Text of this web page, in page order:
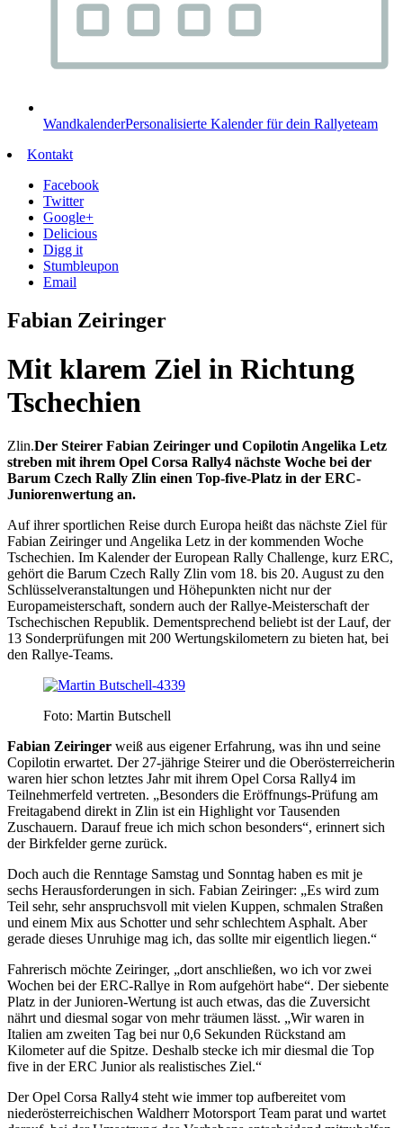
WandkalenderPersonalisierte Kalender für dein Rallyeteam
Kontakt
Facebook
Twitter
Google+
Delicious
Digg it
Stumbleupon
Email
Fabian Zeiringer
Mit klarem Ziel in Richtung
Tschechien
Zlin.Der Steirer Fabian Zeiringer und Copilotin Angelika Letz
streben mit ihrem Opel Corsa Rally4 nächste Woche bei der
Barum Czech Rally Zlin einen Top-five-Platz in der ERC-
Juniorenwertung an.
Auf ihrer sportlichen Reise durch Europa heißt das nächste Ziel für
Fabian Zeiringer und Angelika Letz in der kommenden Woche
Tschechien. Im Kalender der European Rally Challenge, kurz ERC,
gehört die Barum Czech Rally Zlin vom 18. bis 20. August zu den
Schlüsselveranstaltungen und Höhepunkten nicht nur der
Europameisterschaft, sondern auch der Rallye-Meisterschaft der
Tschechischen Republik. Dementsprechend beliebt ist der Lauf, der
13 Sonderprüfungen mit 200 Wertungskilometern zu bieten hat, bei
den Rallye-Teams.
Foto: Martin Butschell
Fabian Zeiringer weiß aus eigener Erfahrung, was ihn und seine
Copilotin erwartet. Der 27-jährige Steirer und die Oberösterreicherin
waren hier schon letztes Jahr mit ihrem Opel Corsa Rally4 im
Teilnehmerfeld vertreten. „Besonders die Eröffnungs-Prüfung am
Freitagabend direkt in Zlin ist ein Highlight vor Tausenden
Zuschauern. Darauf freue ich mich schon besonders“, erinnert sich
der Birkfelder gerne zurück.
Doch auch die Renntage Samstag und Sonntag haben es mit je
sechs Herausforderungen in sich. Fabian Zeiringer: „Es wird zum
Teil sehr, sehr anspruchsvoll mit vielen Kuppen, schmalen Straßen
und einem Mix aus Schotter und sehr schlechtem Asphalt. Aber
gerade dieses Unruhige mag ich, das sollte mir eigentlich liegen.“
Fahrerisch möchte Zeiringer, „dort anschließen, wo ich vor zwei
Wochen bei der ERC-Rallye in Rom aufgehört habe“. Der siebente
Platz in der Junioren-Wertung ist auch etwas, das die Zuversicht
nährt und diesmal sogar von mehr träumen lässt. „Wir waren in
Italien am zweiten Tag bei nur 0,6 Sekunden Rückstand am
Kilometer auf die Spitze. Deshalb stecke ich mir diesmal die Top
five in der ERC Junior als realistisches Ziel.“
Der Opel Corsa Rally4 steht wie immer top aufbereitet vom
niederösterreichischen Waldherr Motorsport Team parat und wartet